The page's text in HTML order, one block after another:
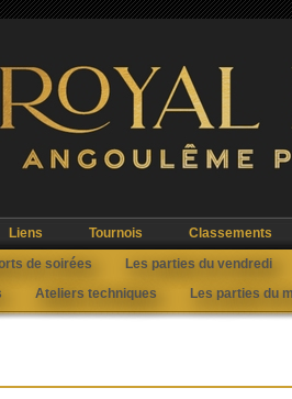
Liens Tournois Classements
de soirées
Les parties du vendredi
Ateliers techniques Les parties du